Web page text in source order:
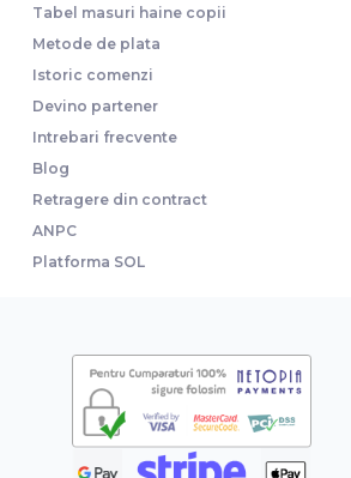
Tabel masuri haine copii
Metode de plata
Istoric comenzi
Devino partener
Intrebari frecvente
Blog
Retragere din contract
ANPC
Platforma SOL